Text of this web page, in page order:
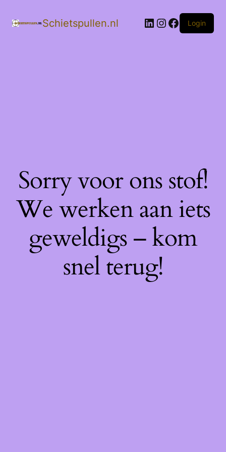
Schietspullen.nl LinkedIn
Instagram
Facebook
Login
Sorry voor ons stof!
We werken aan iets
geweldigs – kom
snel terug!